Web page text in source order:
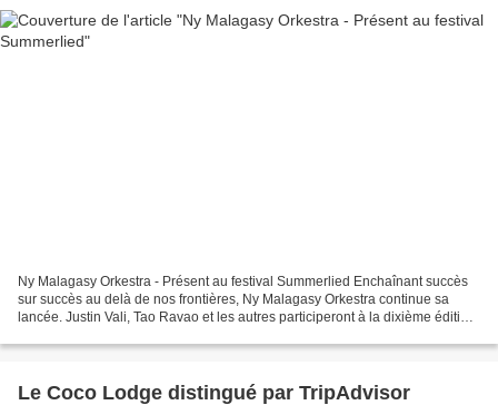
Ny Malagasy Orkestra - Présent au festival Summerlied Enchaînant succès
sur succès au delà de nos frontières, Ny Malagasy Orkestra continue sa
lancée. Justin Vali, Tao Ravao et les autres participeront à la dixième édition
Le Coco Lodge distingué par TripAdvisor